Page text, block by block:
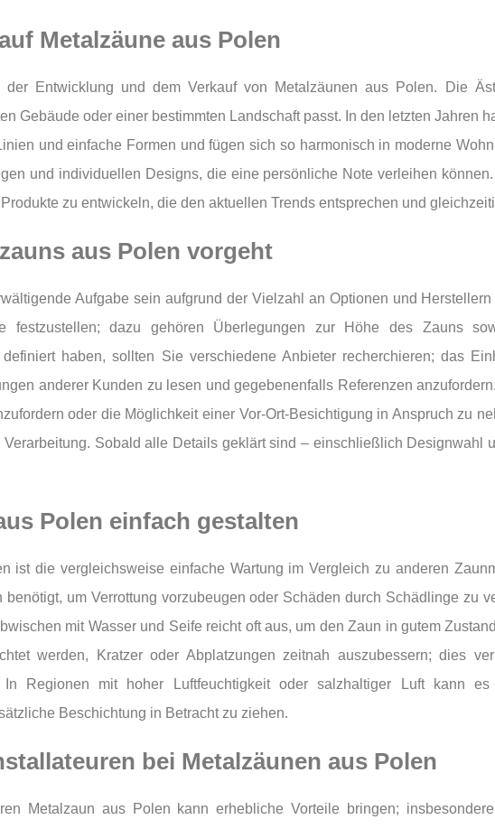
Metalzäune aus Polen
Entwicklung und dem Verkauf von Metalzäunen aus Polen. Die
Gebäude oder einer bestimmten Landschaft passt. In den letzten Jahren
und einfache Formen und fügen sich so harmonisch in moderne
und individuellen Designs, die eine persönliche Note verleihen
zu entwickeln, die den aktuellen Trends entsprechen und
aus Polen vorgeht
Aufgabe sein aufgrund der Vielzahl an Optionen und
festzustellen; dazu gehören Überlegungen zur Höhe des Zauns
haben, sollten Sie verschiedene Anbieter recherchieren; das
anderer Kunden zu lesen und gegebenenfalls Referenzen
oder die Möglichkeit einer Vor-Ort-Besichtigung in Anspruch zu
Sobald alle Details geklärt sind – einschließlich Designwahl
Polen einfach gestalten
ist die vergleichsweise einfache Wartung im Vergleich zu anderen
um Verrottung vorzubeugen oder Schäden durch Schädlinge zu
mit Wasser und Seife reicht oft aus, um den Zaun in gutem
werden, Kratzer oder Abplatzungen zeitnah auszubessern; dies
Regionen mit hoher Luftfeuchtigkeit oder salzhaltiger Luft kann
Beschichtung in Betracht zu ziehen.
bei Metalzäunen aus Polen
Metalzaun aus Polen kann erhebliche Vorteile bringen;